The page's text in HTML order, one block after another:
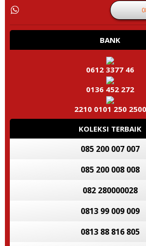
BANK
0612 3377 46
0136 452 272
2210 0101 250 2500
KOLEKSI TERBAIK
085 200 007 007
085 200 008 008
082 280000028
0813 99 009 009
0813 88 816 805